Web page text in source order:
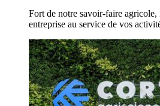
Fort de notre savoir-faire
entreprise au service de vos